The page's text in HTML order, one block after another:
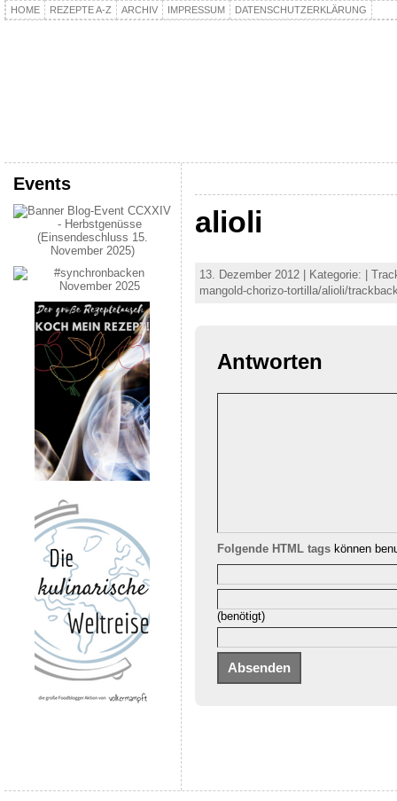
HOME REZEPTE A-Z ARCHIV IMPRESSUM DATENSCHUTZERKLÄRUNG
Events
alioli
13. Dezember 2012 | Kategorie: |
mangold-chorizo-tortilla/alioli/
Antworten
Folgende HTML tagskönnen
(benötigt)